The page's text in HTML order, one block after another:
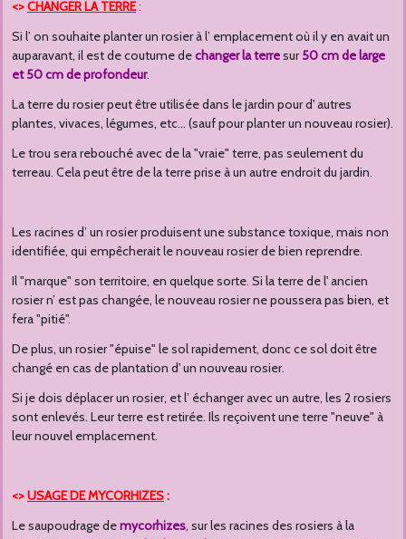
<>CHANGER LA TERRE:
Si l’ on souhaite planter un rosier à l’ emplacement où il y en avait un
auparavant, il est de coutume dechanger la terresur50 cm de large
et 50 cm de profondeur.
La terre du rosier peut être utilisée dans le jardin pour d' autres
plantes, vivaces, légumes, etc... (sauf pour planter un nouveau rosier).
Le trou sera rebouché avec de la "vraie" terre, pas seulement du
terreau. Cela peut être de la terre prise à un autre endroit du jardin.
Les racines d’ un rosier produisent une substance toxique, mais non
identifiée, qui empêcherait le nouveau rosier de bien reprendre.
Il "marque" son territoire, en quelque sorte. Si la terre de l' ancien
rosier n’ est pas changée, le nouveau rosier ne poussera pas bien, et
fera "pitié".
De plus, un rosier "épuise" le sol rapidement, donc ce sol doit être
changé en cas de plantation d' un nouveau rosier.
Si je dois déplacer un rosier, et l’ échanger avec un autre, les 2 rosiers
sont enlevés. Leur terre est retirée. Ils reçoivent une terre "neuve" à
leur nouvel emplacement.
<>USAGE DE MYCORHIZES:
Le saupoudrage demycorhizes, sur les racines des rosiers à la